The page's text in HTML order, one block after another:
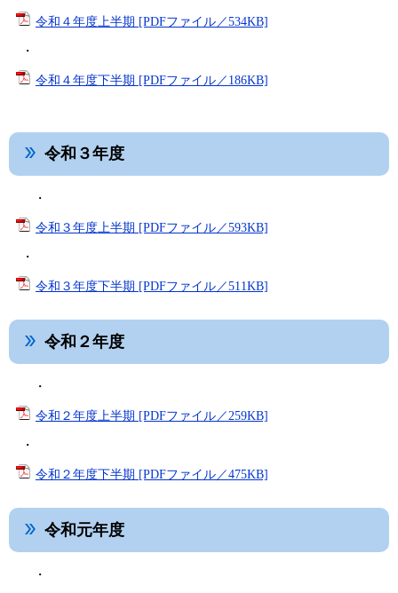
令和４年度上半期 [PDFファイル／534KB]
・
令和４年度下半期 [PDFファイル／186KB]
令和３年度
・
令和３年度上半期 [PDFファイル／593KB]
・
令和３年度下半期 [PDFファイル／511KB]
令和２年度
・
令和２年度上半期 [PDFファイル／259KB]
・
令和２年度下半期 [PDFファイル／475KB]
令和元年度
・